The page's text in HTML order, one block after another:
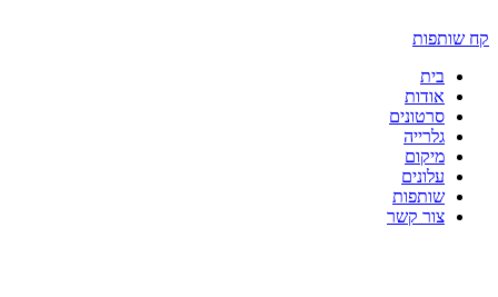
לתוכן
קח שותפות
בית
אודות
סרטונים
גלרייה
מיקום
עלונים
שותפות
צור קשר